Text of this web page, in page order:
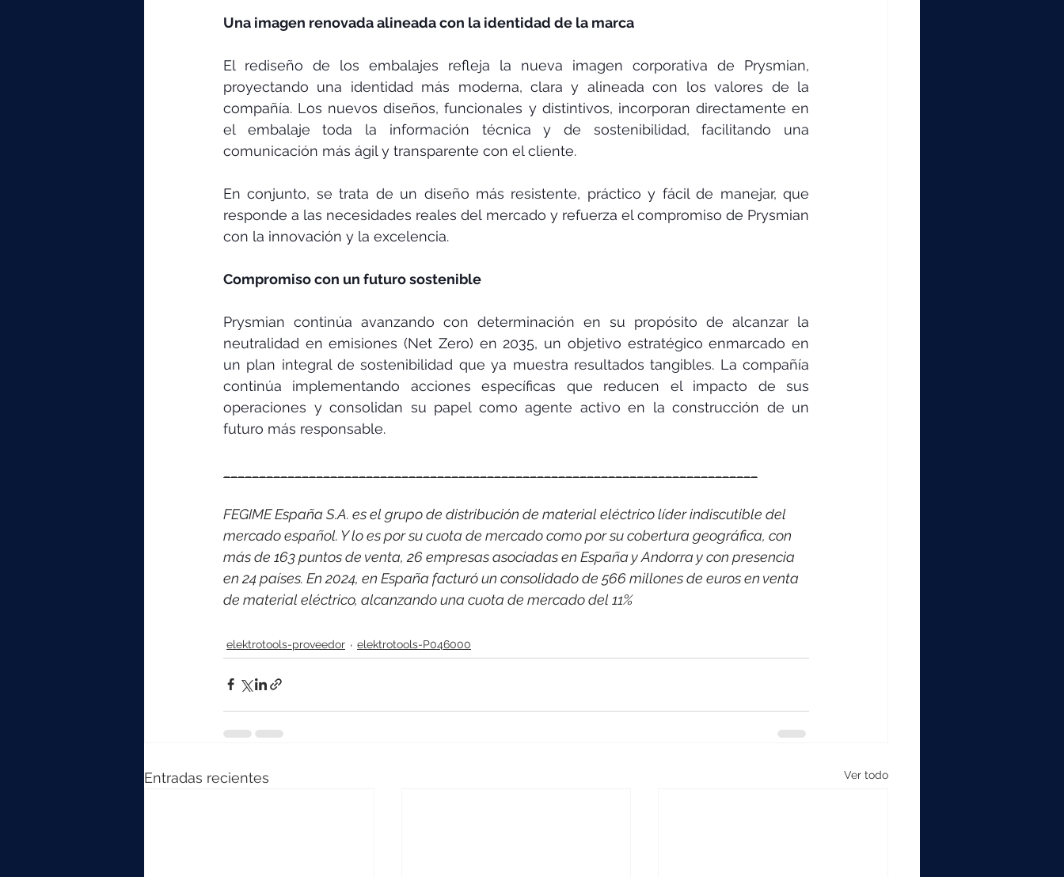
Una imagen renovada alineada con la identidad de la marca
El rediseño de los embalajes refleja la nueva imagen corporativa de Prysmian,
proyectando una identidad más moderna, clara y alineada con los valores de la
compañía. Los nuevos diseños, funcionales y distintivos, incorporan directamente en
el embalaje toda la información técnica y de sostenibilidad, facilitando una
comunicación más ágil y transparente con el cliente.
En conjunto, se trata de un diseño más resistente, práctico y fácil de manejar, que
responde a las necesidades reales del mercado y refuerza el compromiso de Prysmian
con la innovación y la excelencia.
Compromiso con un futuro sostenible
Prysmian continúa avanzando con determinación en su propósito de alcanzar la
neutralidad en emisiones (Net Zero) en 2035, un objetivo estratégico enmarcado en
un plan integral de sostenibilidad que ya muestra resultados tangibles. La compañía
continúa implementando acciones específicas que reducen el impacto de sus
operaciones y consolidan su papel como agente activo en la construcción de un
futuro más responsable.
FEGIME España S.A. es el grupo de distribución de material eléctrico líder indiscutible del
mercado español. Y lo es por su cuota de mercado como por su cobertura geográfica, con
más de 163 puntos de venta, 26 empresas asociadas en España y Andorra y con presencia
en 24 países. En 2024, en España facturó un consolidado de 566 millones de euros en venta
de material eléctrico, alcanzando una cuota de mercado del 11%
elektrotools-proveedor elektrotools-P046000
Entradas recientes Ver todo